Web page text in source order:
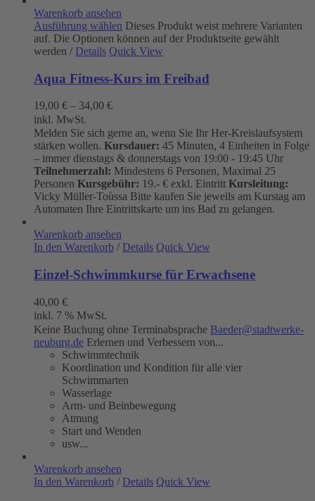
Warenkorb ansehen
Ausführung wählen Dieses Produkt weist mehrere Varianten
auf. Die Optionen können auf der Produktseite gewählt
werden / Details Quick View
Aqua Fitness-Kurs im Freibad
19,00 € – 34,00 €
inkl. MwSt.
Melden Sie sich gerne an, wenn Sie Ihr Her-Kreislaufsystem
stärken wollen. Kursdauer: 45 Minuten, 4 Einheiten in Folge
– immer dienstags & donnerstags von 19:00 - 19:45 Uhr
Teilnehmerzahl: Mindestens 6 Personen, Maximal 25
Personen Kursgebühr: 19.- € exkl. Eintritt Kursleitung:
Vicky Müller-Toùssa Bitte kaufen Sie jeweils am Kurstag am
Automaten Ihre Eintrittskarte um ins Bad zu gelangen.
Warenkorb ansehen
In den Warenkorb / Details Quick View
Einzel-Schwimmkurse für Erwachsene
40,00 €
inkl. 7 % MwSt.
Keine Buchung ohne Terminabsprache Baeder@stadtwerke-
neuburg.de Erlernen und Verbessern von...
Schwimmtechnik
Koordination und Kondition für alle vier
Schwimmarten
Wasserlage
Arm- und Beinbewegung
Atmung
Start und Wenden
usw...
Warenkorb ansehen
In den Warenkorb / Details Quick View